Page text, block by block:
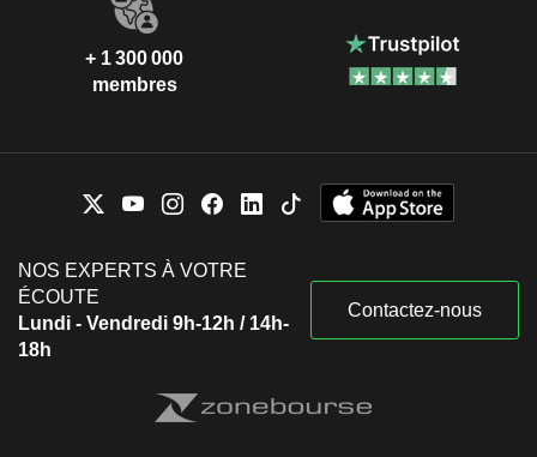
+ 1 300 000
membres
NOS EXPERTS À VOTRE
ÉCOUTE
Lundi - Vendredi 9h-12h / 14h-
18h
Contactez-nous